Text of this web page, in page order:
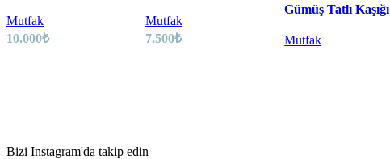
Mutfak
10.000₺
Mutfak
7.500₺
Gümüş Tatlı Kaşığı
Mutfak
Bizi Instagram'da takip edin